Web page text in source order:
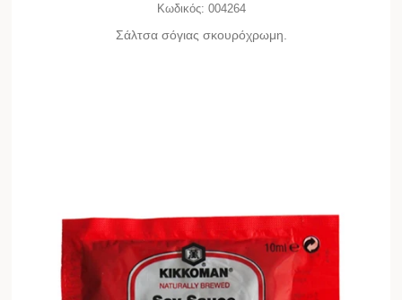
Κωδικός: 004264
Σάλτσα σόγιας σκουρόχρωμη.